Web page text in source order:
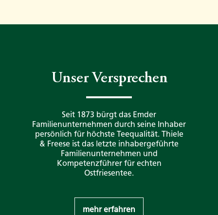
Unser Versprechen
Seit 1873 bürgt das Emder
Familienunternehmen durch seine Inhaber
persönlich für höchste Teequalität. Thiele
& Freese ist das letzte inhabergeführte
Familienunternehmen und
Kompetenzführer für echten
Ostfriesentee.
mehr erfahren